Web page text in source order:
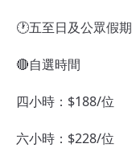
🕐五至日及公眾假
🔴自選時間
四小時：$188/位
六小時：$228/位